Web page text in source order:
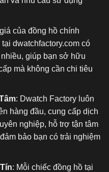
của đồng hồ chính
dwatchfactory.com có
giúp bạn sở hữu
mà không cần chi tiêu
: Dwatch Factory luôn
hàng đầu, cung cấp dịch
nghiệp, hỗ trợ tận tâm
bảo bạn có trải nghiệm
: Mỗi chiếc đồng hồ tại